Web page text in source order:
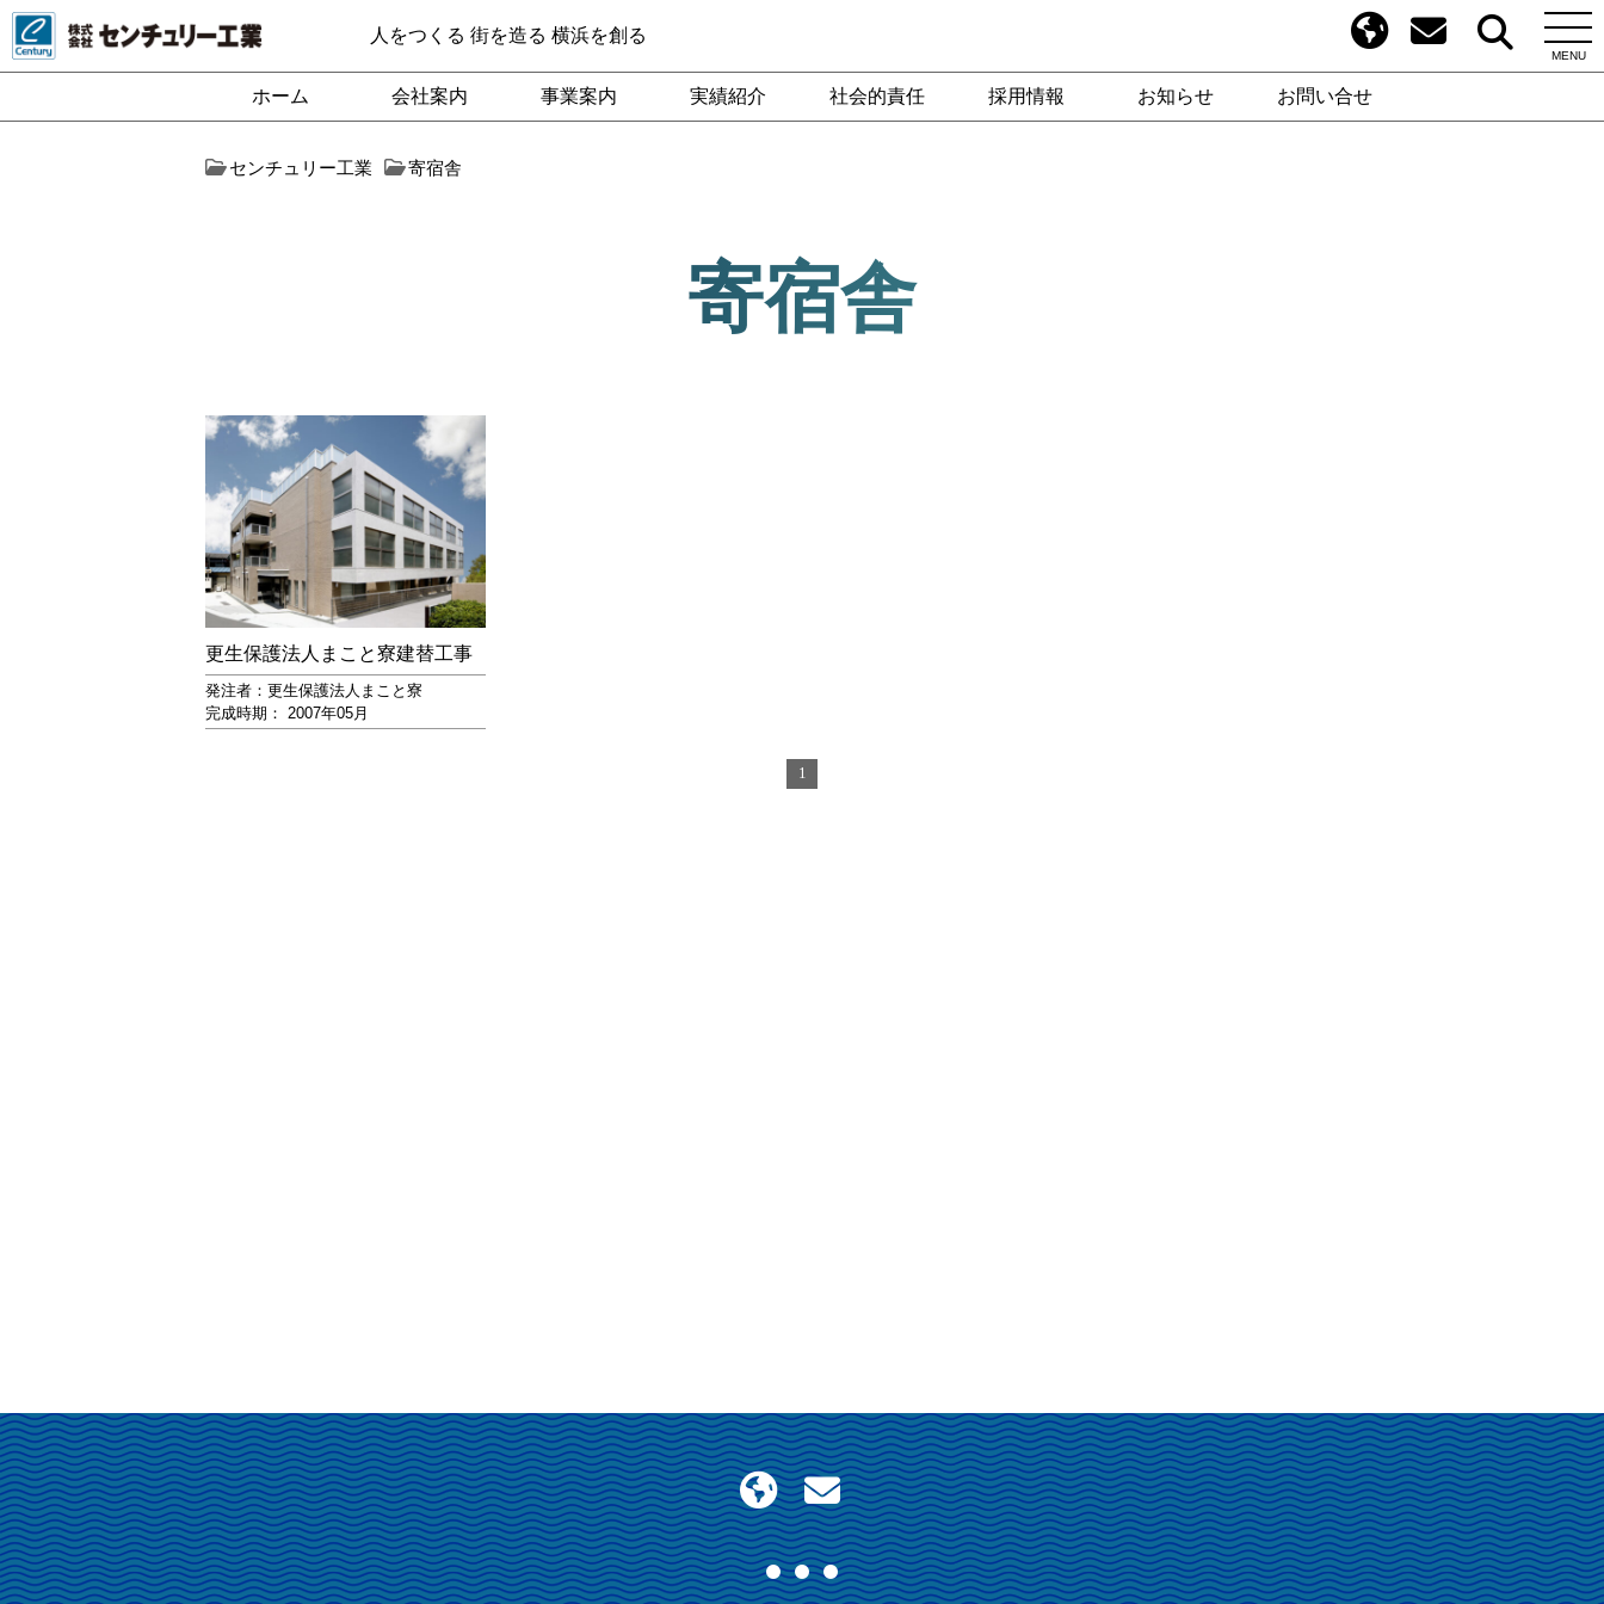
人をつくる 街を造る 横浜を創る
MENU
ホーム 会社案内 事業案内 実績紹介 社会的責任 採用情報 お知らせ お問い合せ
センチュリー工業 寄宿舎
寄宿舎
更生保護法人まこと寮建替工事
発注者：更生保護法人まこと寮
完成時期： 2007年05月
1